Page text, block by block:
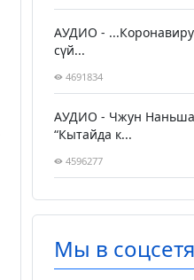
АУДИО -
сүй...
4691834
АУДИО - Чжун
“Кытайда к...
4596277
Мы в